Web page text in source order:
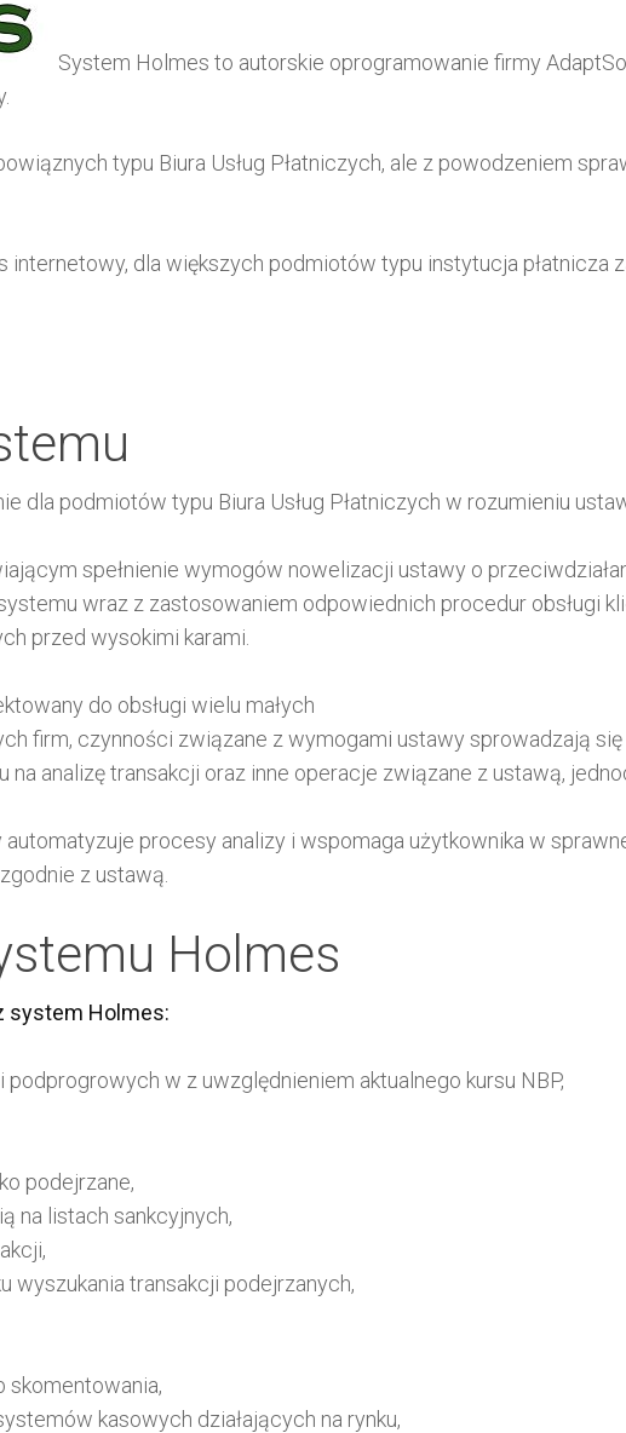
System Holmes to autorskie oprogramowanie firmy
typu Biura Usług Płatniczych, ale z powodzeniem
internetowy, dla większych podmiotów typu instytucja
dla podmiotów typu Biura Usług Płatniczych w rozumieniu
spełnienie wymogów nowelizacji ustawy o
wraz z zastosowaniem odpowiednich procedur obsługi
przed wysokimi karami.
do obsługi wielu małych
firm, czynności związane z wymogami ustawy sprowadzają
analizę transakcji oraz inne operacje związane z ustawą,
procesy analizy i wspomaga użytkownika w
z ustawą.
Holmes
system Holmes:
w z uwzględnieniem aktualnego kursu NBP,
podejrzane,
na listach sankcyjnych,
wyszukania transakcji podejrzanych,
skomentowania,
kasowych działających na rynku,